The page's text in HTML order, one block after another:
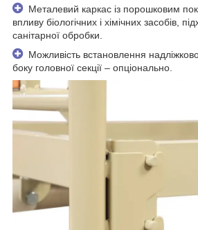
Металевий каркас із порошковим
впливу біологічних і хімічних засобів,
санітарної обробки.
Можливість встановлення
боку головної секції – опціонально.